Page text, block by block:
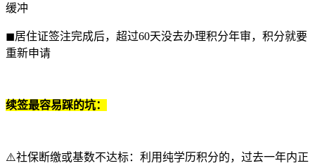
缓冲
◼居住证签注完成后，超过60天没去办理积分年审，积分就要
重新申请
续签最容易踩的坑：
⚠️社保断缴或基数不达标：利用纯学历积分的，过去一年内正